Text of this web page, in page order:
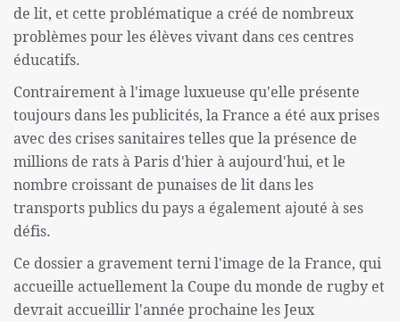
de lit, et cette problématique a créé de nombreux
problèmes pour les élèves vivant dans ces centres
éducatifs.
Contrairement à l'image luxueuse qu'elle présente
toujours dans les publicités, la France a été aux prises
avec des crises sanitaires telles que la présence de
millions de rats à Paris d'hier à aujourd'hui, et le
nombre croissant de punaises de lit dans les
transports publics du pays a également ajouté à ses
défis.
Ce dossier a gravement terni l'image de la France, qui
accueille actuellement la Coupe du monde de rugby et
devrait accueillir l'année prochaine les Jeux